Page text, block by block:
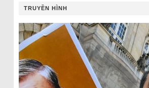
TRUYỀN HÌNH